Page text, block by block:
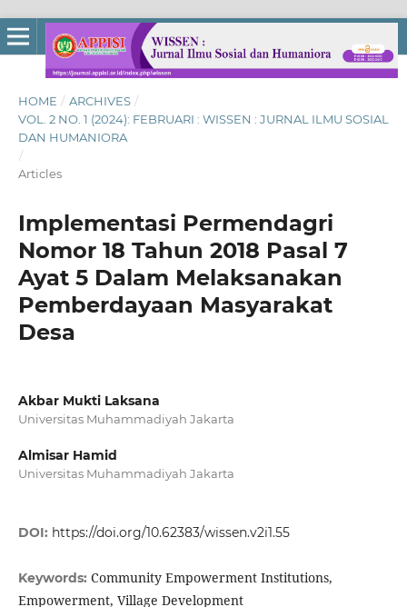
HOME / ARCHIVES /
VOL. 2 NO. 1 (2024): FEBRUARI : WISSEN : JURNAL ILMU SOSIAL
DAN HUMANIORA
/
Articles
Implementasi Permendagri
Nomor 18 Tahun 2018 Pasal 7
Ayat 5 Dalam Melaksanakan
Pemberdayaan Masyarakat
Desa
Akbar Mukti Laksana
Universitas Muhammadiyah Jakarta
Almisar Hamid
Universitas Muhammadiyah Jakarta
DOI: https://doi.org/10.62383/wissen.v2i1.55
Keywords: Community Empowerment Institutions,
Empowerment, Village Development